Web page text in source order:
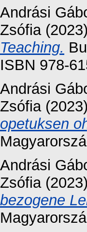
Andrási
Zsófia(2023)
Teaching.
ISBN 978-
Andrási
Zsófia(2023)
opetuksen
Andrási
Zsófia(2023)
bezogene